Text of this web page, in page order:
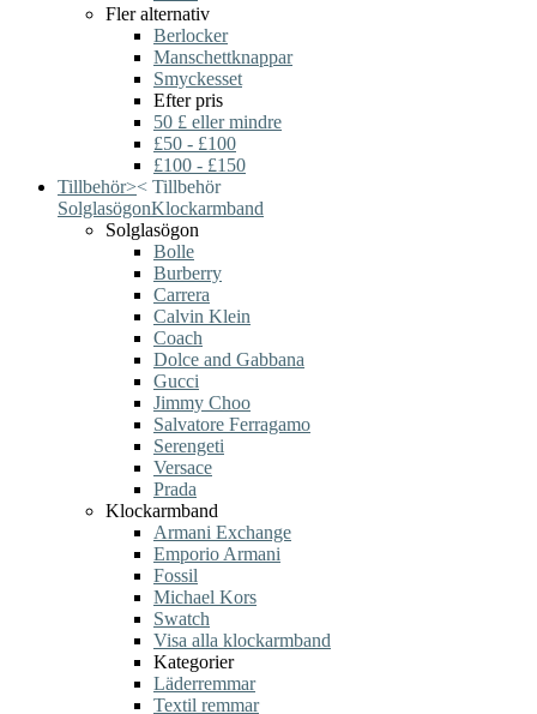
Fler alternativ
Berlocker
Manschettknappar
Smyckesset
Efter pris
50 £ eller mindre
£50 - £100
£100 - £150
Tillbehör>< Tillbehör
SolglasögonKlockarmband
Solglasögon
Bolle
Burberry
Carrera
Calvin Klein
Coach
Dolce and Gabbana
Gucci
Jimmy Choo
Salvatore Ferragamo
Serengeti
Versace
Prada
Klockarmband
Armani Exchange
Emporio Armani
Fossil
Michael Kors
Swatch
Visa alla klockarmband
Kategorier
Läderremmar
Textil remmar